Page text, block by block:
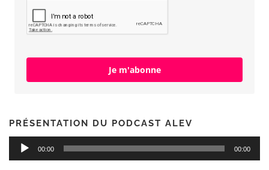
Je m'abonne
PRÉSENTATION DU PODCAST ALEV
Lecteur
audio
00:00 00:00